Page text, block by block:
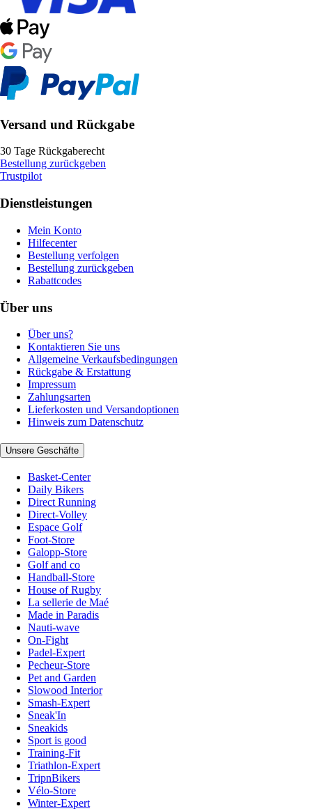
Versand und Rückgabe
30 Tage Rückgaberecht
Bestellung zurückgeben
Trustpilot
Dienstleistungen
Mein Konto
Hilfecenter
Bestellung verfolgen
Bestellung zurückgeben
Rabattcodes
Über uns
Über uns?
Kontaktieren Sie uns
Allgemeine Verkaufsbedingungen
Rückgabe & Erstattung
Impressum
Zahlungsarten
Lieferkosten und Versandoptionen
Hinweis zum Datenschutz
Unsere Geschäfte
Basket-Center
Daily Bikers
Direct Running
Direct-Volley
Espace Golf
Foot-Store
Galopp-Store
Golf and co
Handball-Store
House of Rugby
La sellerie de Maé
Made in Paradis
Nauti-wave
On-Fight
Padel-Expert
Pecheur-Store
Pet and Garden
Slowood Interior
Smash-Expert
Sneak'In
Sneakids
Sport is good
Training-Fit
Triathlon-Expert
TripnBikers
Vélo-Store
Winter-Expert